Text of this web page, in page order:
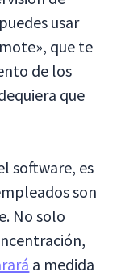
usar
que te
de los
que
software, es
son
No solo
a medida